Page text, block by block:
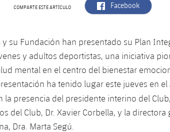
COMPARTE ESTE ARTÍCULO label.aria.facebook
Facebook
y su Fundación han presentado su Plan
y adultos deportistas, una iniciativa
mental en el centro del bienestar
ha tenido lugar este jueves en
la presencia del presidente interino del Club,
del Club, Dr. Xavier Corbella, y la directora
Dra. Marta Segú.